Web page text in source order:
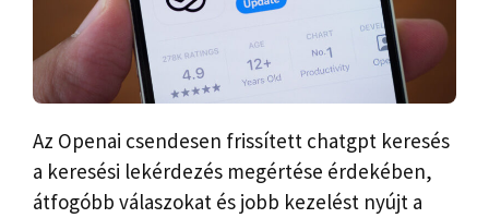
Az Openai csendesen frissített chatgpt keresés
a keresési lekérdezés megértése érdekében,
átfogóbb válaszokat és jobb kezelést nyújt a